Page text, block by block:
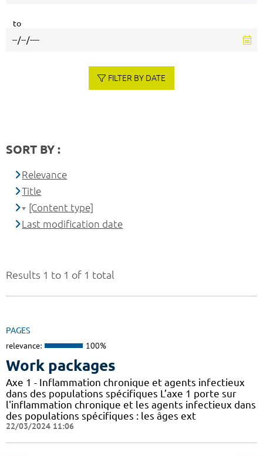
Results 1 to 1 of 1 total
PAGES
relevance: 100%
Work packages
Axe 1 - Inflammation chronique et agents infectieux
dans des populations spécifiques L’axe 1 porte sur
l'inflammation chronique et les agents infectieux dans
des populations spécifiques : les âges ext
22/03/2024 11:06
to
FILTER BY DATE
SORT BY :
Relevance
Title
[Content type]
Last modification date